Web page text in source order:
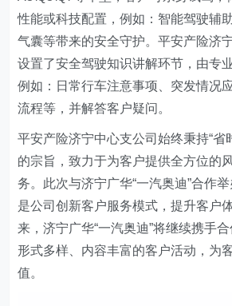
性能或科技配置，例如：智能驾驶辅
气囊等带来的安全守护。平安产险济
设置了安全驾驶知识讲解环节，由专
例如：日常行车注意事项、突发情况
流程等，并解答客户疑问。
平安产险济宁中心支公司始终秉持“省
的宗旨，致力于为客户提供全方位的
务。此次与济宁广华“一汽奥迪”合作
是公司创新客户服务模式，提升客户
来，济宁广华“一汽奥迪”将继续携手
形式多样、内容丰富的客户活动，为
值。